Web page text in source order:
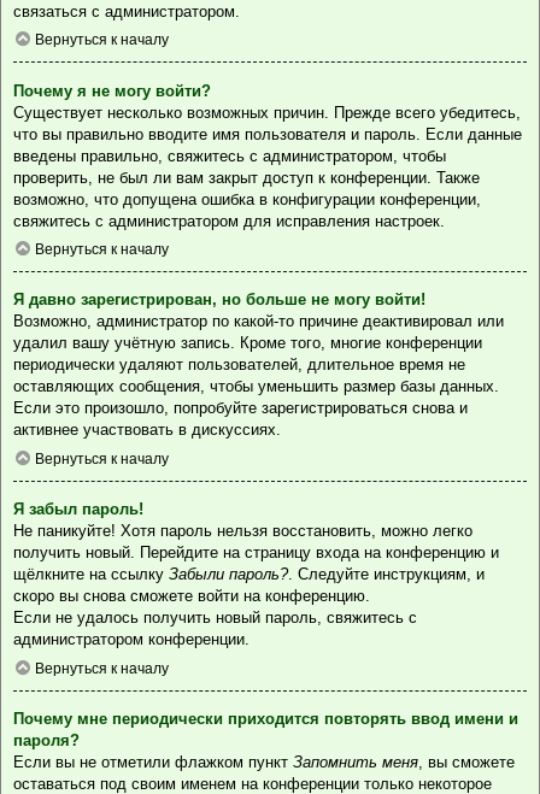
связаться с администратором.
Вернуться к началу
Почему я не могу войти?
Существует несколько возможных причин. Прежде всего убедитесь,
что вы правильно вводите имя пользователя и пароль. Если данные
введены правильно, свяжитесь с администратором, чтобы
проверить, не был ли вам закрыт доступ к конференции. Также
возможно, что допущена ошибка в конфигурации конференции,
свяжитесь с администратором для исправления настроек.
Вернуться к началу
Я давно зарегистрирован, но больше не могу войти!
Возможно, администратор по какой-то причине деактивировал или
удалил вашу учётную запись. Кроме того, многие конференции
периодически удаляют пользователей, длительное время не
оставляющих сообщения, чтобы уменьшить размер базы данных.
Если это произошло, попробуйте зарегистрироваться снова и
активнее участвовать в дискуссиях.
Вернуться к началу
Я забыл пароль!
Не паникуйте! Хотя пароль нельзя восстановить, можно легко
получить новый. Перейдите на страницу входа на конференцию и
щёлкните на ссылку Забыли пароль?. Следуйте инструкциям, и
скоро вы снова сможете войти на конференцию.
Если не удалось получить новый пароль, свяжитесь с
администратором конференции.
Вернуться к началу
Почему мне периодически приходится повторять ввод имени и
пароля?
Если вы не отметили флажком пункт Запомнить меня , вы сможете
оставаться под своим именем на конференции только некоторое